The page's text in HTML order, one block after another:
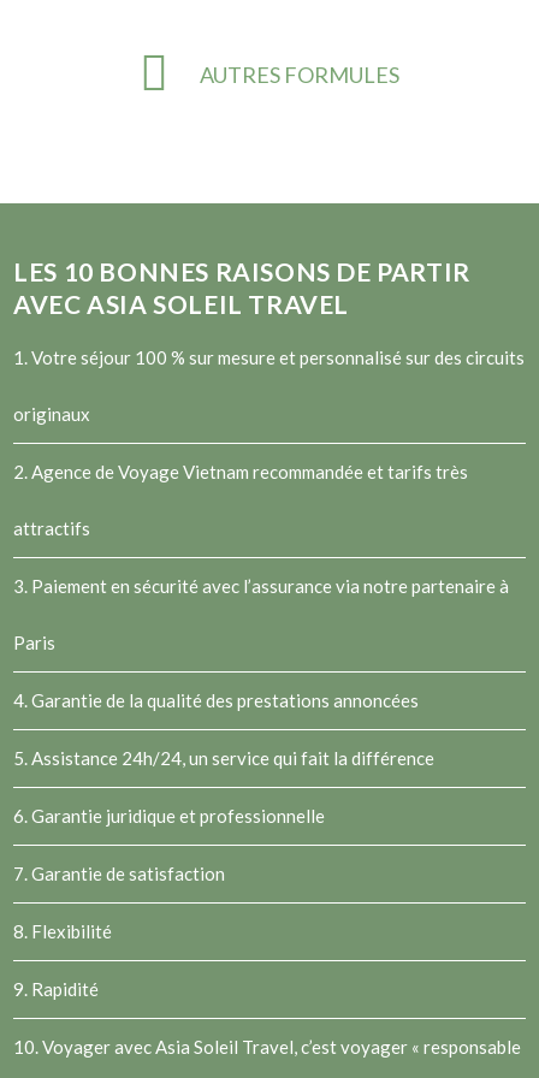
AUTRES FORMULES
LES 10 BONNES RAISONS DE PARTIR
AVEC ASIA SOLEIL TRAVEL
1. Votre séjour 100 % sur mesure et personnalisé sur des circuits
originaux
2.Agence de Voyage Vietnam recommandée et tarifs très
attractifs
3. Paiement en sécurité avec l’assurance via notre partenaire à
Paris
4. Garantie de la qualité des prestations annoncées
5. Assistance 24h/24, un service qui fait la différence
6. Garantie juridique et professionnelle
7. Garantie de satisfaction
8. Flexibilité
9. Rapidité
10. Voyager avec Asia Soleil Travel, c’est voyager « responsable